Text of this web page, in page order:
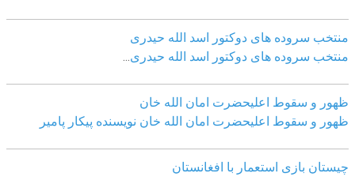
منتخب سروده های دوکتور اسد الله حیدری
منتخب سروده های دوکتور اسد الله حیدری
ظهور و سقوط اعلیحضرت امان الله خان
ظهور و سقوط اعلیحضرت امان الله خان نویسنده پیکار پامیر
چیستان بازی استعمار با افغانستان